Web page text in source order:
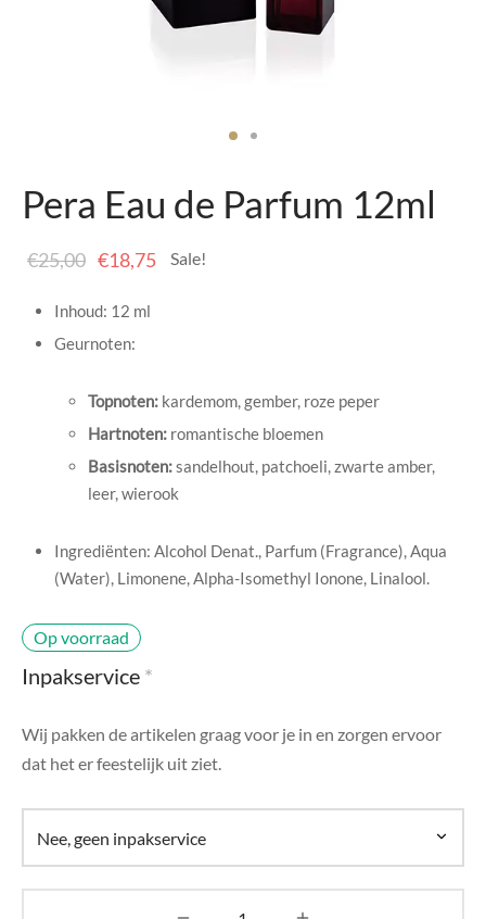
Pera Eau de Parfum 12ml
Sale!
€25,00 Oorspronkelijke
€25,00.
€18,75 Huidige
Inhoud: 12 ml
Geurnoten:
Topnoten:kardemom, gember, roze peper
Hartnoten:romantische bloemen
Basisnoten:sandelhout, patchoeli, zwarte amber,
leer, wierook
Ingrediënten: Alcohol Denat., Parfum (Fragrance), Aqua
(Water), Limonene, Alpha-Isomethyl Ionone, Linalool.
Op voorraad
Inpakservice *
Wij pakken de artikelen graag voor je in en zorgen ervoor
dat het er feestelijk uit ziet.
Collection